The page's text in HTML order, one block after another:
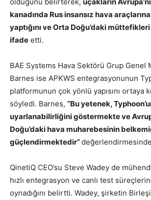
kanadında Rus insansız hava
yaptığını ve Orta Doğu’daki
ifade etti.
BAE Systems Hava Sektörü Grup Genel
Barnes ise APKWS entegrasyonunun
platformunun çok yönlü yapısını ortaya
söyledi. Barnes, “Bu yetenek,
uyarlanabilirliğini göstermekte ve
Doğu’daki hava muharebesinin
güçlendirmektedir”
QinetiQ CEO’su Steve Wadey de
hızlı entegrasyon ve canlı test
oynadığını belirtti. Wadey, şirketin